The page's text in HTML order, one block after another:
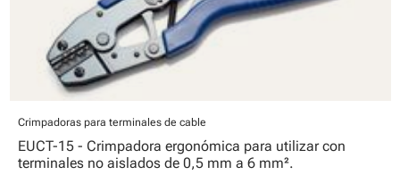
Crimpadoras para terminales de cable
EUCT-15 - Crimpadora ergonómica para utilizar con
terminales no aislados de 0,5 mm a 6 mm².